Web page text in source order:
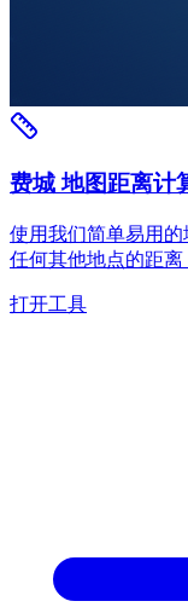
费城 地图距离计
使用我们简单易用
任何其他地点的距离
打开工具